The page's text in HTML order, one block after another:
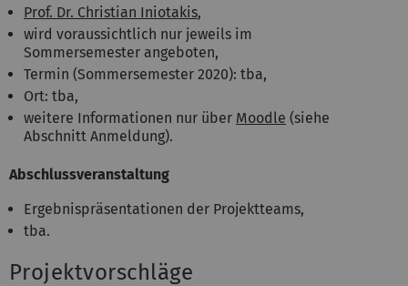
Prof. Dr. Christian Iniotakis,
wird voraussichtlich nur jeweils im
Sommersemester angeboten,
Termin (Sommersemester 2020): tba,
Ort: tba,
weitere Informationen nur über Moodle (siehe
Abschnitt Anmeldung).
Abschlussveranstaltung
Ergebnispräsentationen der Projektteams,
tba.
Projektvorschläge